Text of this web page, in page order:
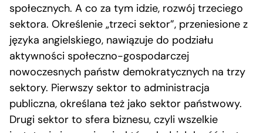
społecznych. A co za tym idzie, rozwój trzeciego
sektora. Określenie „trzeci sektor”, przeniesione z
języka angielskiego, nawiązuje do podziału
aktywności społeczno-gospodarczej
nowoczesnych państw demokratycznych na trzy
sektory. Pierwszy sektor to administracja
publiczna, określana też jako sektor państwowy.
Drugi sektor to sfera biznesu, czyli wszelkie